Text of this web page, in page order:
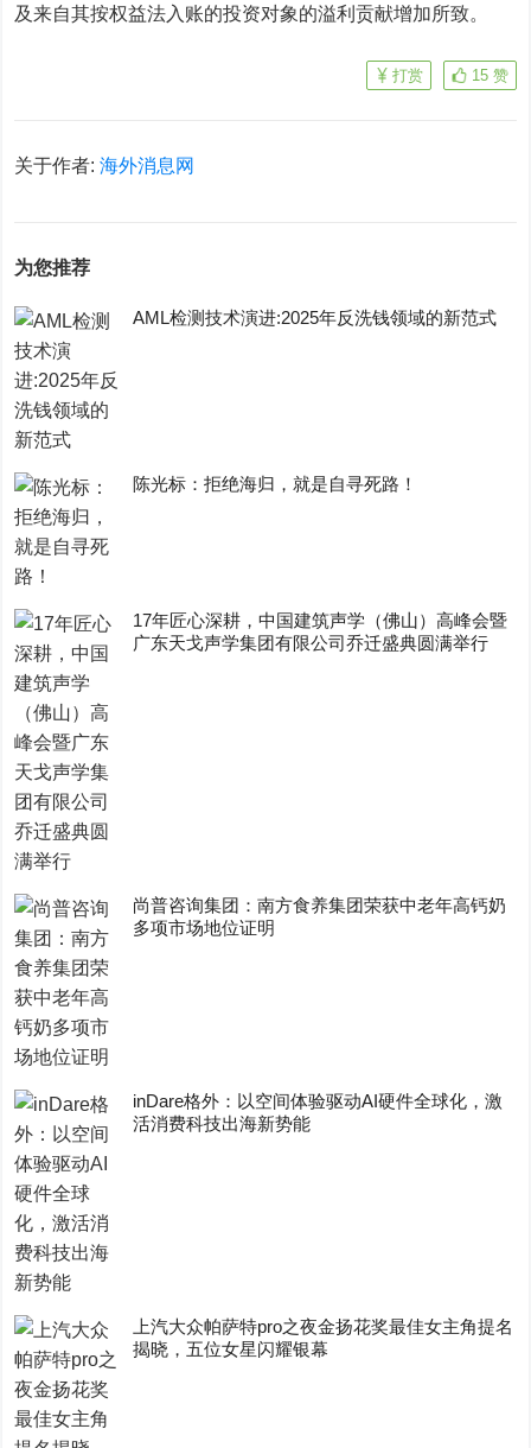
及来自其按权益法入账的投资对象的溢利贡献增加所致。
15 赞
打赏
关于作者:海外消息网
为您推荐
AML检测技术演进:2025年反洗钱领域的新范式
陈光标：拒绝海归，就是自寻死路！
17年匠心深耕，中国建筑声学（佛山）高峰会暨
广东天戈声学集团有限公司乔迁盛典圆满举行
尚普咨询集团：南方食养集团荣获中老年高钙奶
多项市场地位证明
inDare格外：以空间体验驱动AI硬件全球化，激
活消费科技出海新势能
上汽大众帕萨特pro之夜金扬花奖最佳女主角提名
揭晓，五位女星闪耀银幕